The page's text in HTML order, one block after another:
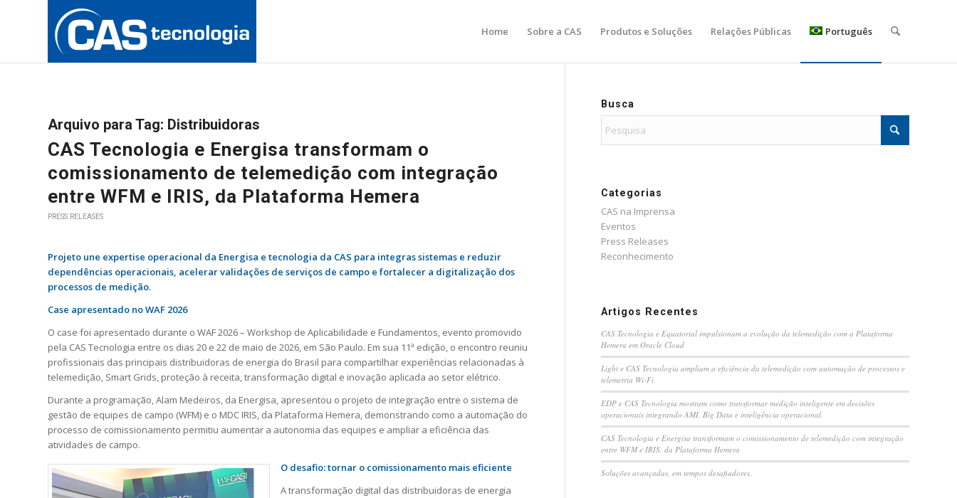
Home Sobre a CAS Produtos e Soluções Relações Públicas Português
Arquivo para Tag: Distribuidoras
CAS Tecnologia e Energisa transformam o
comissionamento de telemedição com integração
entre WFM e IRIS, da Plataforma Hemera
PRESS RELEASES
Projeto une expertise operacional da Energisa e tecnologia da CAS para integras sistemas e reduzir
dependências operacionais, acelerar validações de serviços de campo e fortalecer a digitalização dos
processos de medição.
Case apresentado no WAF 2026
O case foi apresentado durante o WAF 2026 – Workshop de Aplicabilidade e Fundamentos, evento promovido
pela CAS Tecnologia entre os dias 20 e 22 de maio de 2026, em São Paulo. Em sua 11ª edição, o encontro reuniu
profissionais das principais distribuidoras de energia do Brasil para compartilhar experiências relacionadas à
telemedição, Smart Grids, proteção à receita, transformação digital e inovação aplicada ao setor elétrico.
Durante a programação, Alam Medeiros, da Energisa, apresentou o projeto de integração entre o sistema de
gestão de equipes de campo (WFM) e o MDC IRIS, da Plataforma Hemera, demonstrando como a automação do
processo de comissionamento permitiu aumentar a autonomia das equipes e ampliar a eficiência das
atividades de campo.
O desafio: tornar o comissionamento mais eficiente
A transformação digital das distribuidoras de energia
Busca
Categorias
CAS na Imprensa
Eventos
Press Releases
Reconhecimento
Artigos Recentes
CAS Tecnologia e Equatorial impulsionam a evolução da telemedição com a Plataforma
Hemera em Oracle Cloud
Light e CAS Tecnologia ampliam a eficiência da telemedição com automação de processos e
telemetria Wi-Fi
EDP e CAS Tecnologia mostram como transformar medição inteligente em decisões
operacionais integrando AMI, Big Data e inteligência operacional.
CAS Tecnologia e Energisa transformam o comissionamento de telemedição com integração
entre WFM e IRIS, da Plataforma Hemera
Soluções avançadas, em tempos desafiadores.